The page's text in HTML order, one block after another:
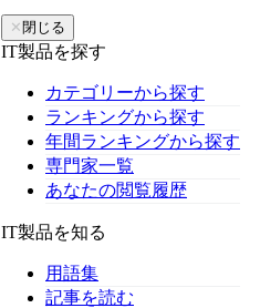
✕ 閉じる
IT製品を探す
カテゴリーから探す
ランキングから探す
年間ランキングから探す
専門家一覧
あなたの閲覧履歴
IT製品を知る
用語集
記事を読む